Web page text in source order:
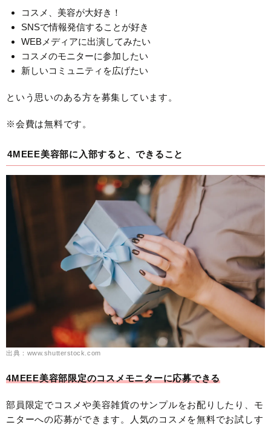
コスメ、美容が大好き！
SNSで情報発信することが好き
WEBメディアに出演してみたい
コスメのモニターに参加したい
新しいコミュニティを広げたい
という思いのある方を募集しています。
※会費は無料です。
4MEEE美容部に入部すると、できること
出典：www.shutterstock.com
4MEEE美容部限定のコスメモニターに応募できる
部員限定でコスメや美容雑貨のサンプルをお配りしたり、モ
ニターへの応募ができます。人気のコスメを無料でお試しす